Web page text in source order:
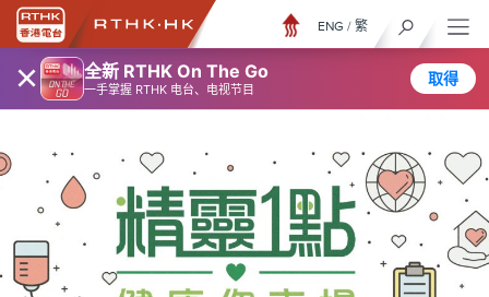
× 全新 RTHK On The Go
一手掌握 RTHK 电台、电视节目
取得
ENG / 繁